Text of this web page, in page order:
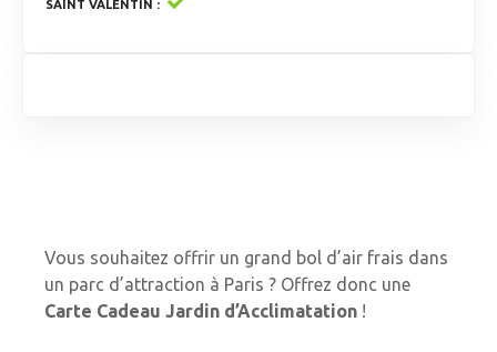
SAINT VALENTIN
Vous souhaitez offrir un grand bol d’air frais dans
un parc d’attraction à Paris ? Offrez donc une
Carte Cadeau Jardin d’Acclimatation !